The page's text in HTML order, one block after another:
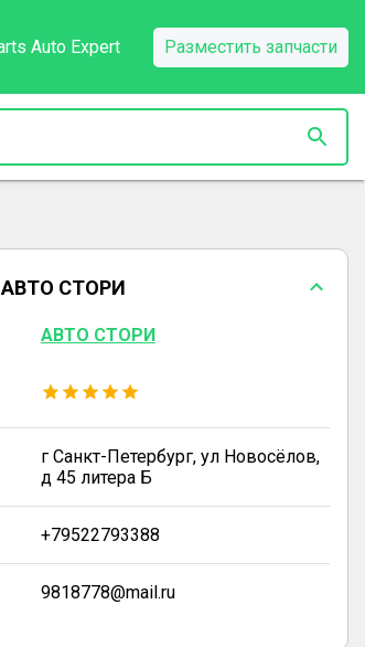
Auto Expert Разместить запчасти
АВТО СТОРИ
АВТО СТОРИ
г Санкт-Петербург, ул Новосёлов,
д 45 литера Б
+79522793388
9818778@mail.ru